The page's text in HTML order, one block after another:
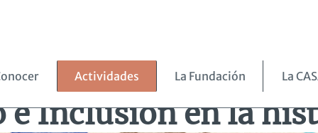
Actividades La Fundación La
e Inclusión en la